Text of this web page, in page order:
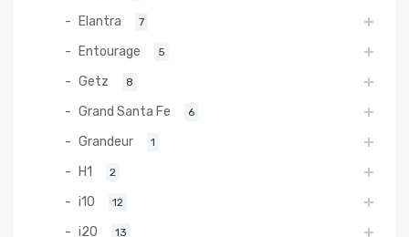
Elantra 7
Entourage 5
Getz 8
Grand Santa Fe 6
Grandeur 1
H1 2
i10 12
i20 13